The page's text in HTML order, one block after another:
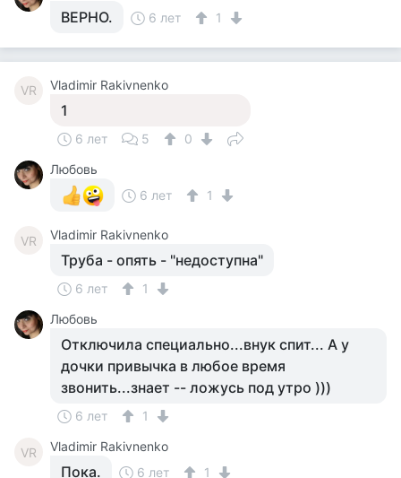
ВЕРНО. 6 лет 1
VR Vladimir Rakivnenko
1
6 лет 5
0
Любовь
6 лет
1
VR Vladimir Rakivnenko
Труба - опять - "недоступна"
6 лет
1
Любовь
Отключила специально...внук спит... А у
дочки привычка в любое время
звонить...знает -- ложусь под утро )))
6 лет 1
VR Vladimir Rakivnenko
Пока. 6 лет 1